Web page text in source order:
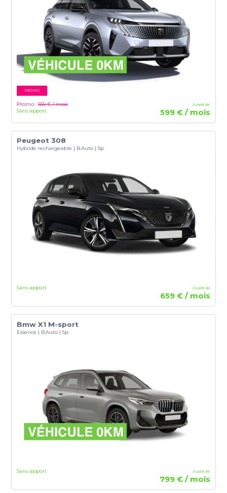
PROMO
Promo :659 € / mois
Sans apport
À partir de
599 € / mois
Peugeot 308
Hybride rechargeable | B.Auto | 5p
Sans apport À partir de
659 € / mois
Bmw X1 M-sport
Essence | B.Auto | 5p
Sans apport À partir de
799 € / mois